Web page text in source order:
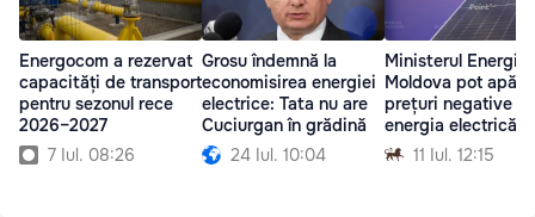
Energocom a rezervat
capacități de transport
pentru sezonul rece
2026–2027
7 Iul. 08:26
Grosu îndemnă la
economisirea energiei
electrice: Tata nu are
Cuciurgan în grădină
24 Iul. 10:04
Ministerul
Moldova pot
prețuri negative la
energia electrică
11 Iul. 12:15